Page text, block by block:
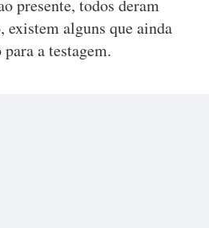
presente, todos deram
existem alguns que ainda
a testagem.